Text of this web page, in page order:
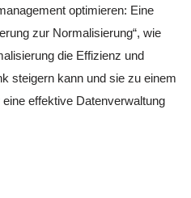
optimieren: Eine
zur Normalisierung“, wie
die Effizienz und
steigern kann und sie zu einem
effektive Datenverwaltung